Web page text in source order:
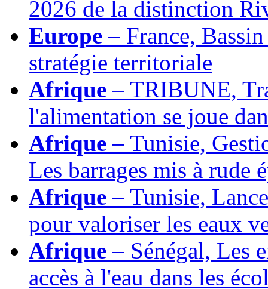
2026 de la distinction
Europe – France,
stratégie territoriale
Afrique – TRIBUNE,
l'alimentation se joue
Afrique – Tunisie,
Les barrages mis à rude
Afrique – Tunisie,
pour valoriser les eaux
Afrique – Sénégal, Les
accès à l'eau dans les